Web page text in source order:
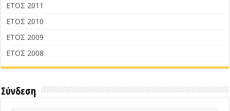
ΕΤΟΣ 2011
ΕΤΟΣ 2010
ΕΤΟΣ 2009
ΕΤΟΣ 2008
Σύνδεση